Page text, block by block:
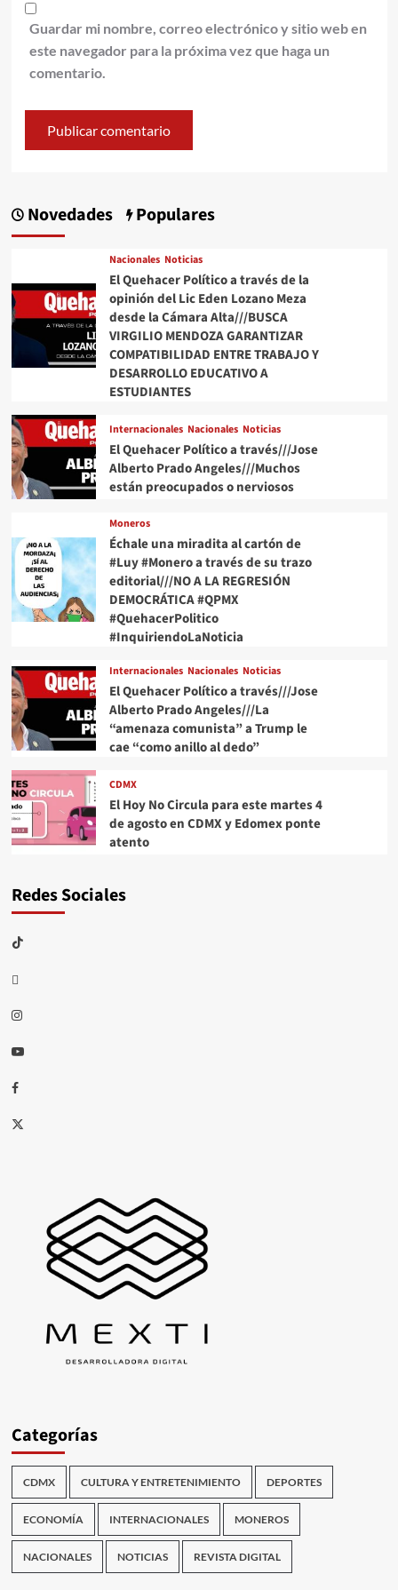
Guardar mi nombre, correo electrónico y sitio web en
este navegador para la próxima vez que haga un
comentario.
Novedades Populares
Nacionales Noticias
El Quehacer Político a través de la
opinión del Lic Eden Lozano Meza
desde la Cámara Alta///BUSCA
VIRGILIO MENDOZA GARANTIZAR
COMPATIBILIDAD ENTRE TRABAJO Y
DESARROLLO EDUCATIVO A
ESTUDIANTES
Internacionales Nacionales Noticias
El Quehacer Político a través///Jose
Alberto Prado Angeles///Muchos
están preocupados o nerviosos
Moneros
Échale una miradita al cartón de
#Luy #Monero a través de su trazo
editorial///NO A LA REGRESIÓN
DEMOCRÁTICA #QPMX
#QuehacerPolitico
#InquiriendoLaNoticia
Internacionales Nacionales Noticias
El Quehacer Político a través///Jose
Alberto Prado Angeles///La
“amenaza comunista” a Trump le
cae “como anillo al dedo”
CDMX
El Hoy No Circula para este martes 4
de agosto en CDMX y Edomex ponte
atento
Redes Sociales
TikTok
threads
Instagram
Youtube
Facebook
X
Categorías
CDMX CULTURA Y ENTRETENIMIENTO DEPORTES
ECONOMÍA INTERNACIONALES MONEROS
NACIONALES NOTICIAS REVISTA DIGITAL